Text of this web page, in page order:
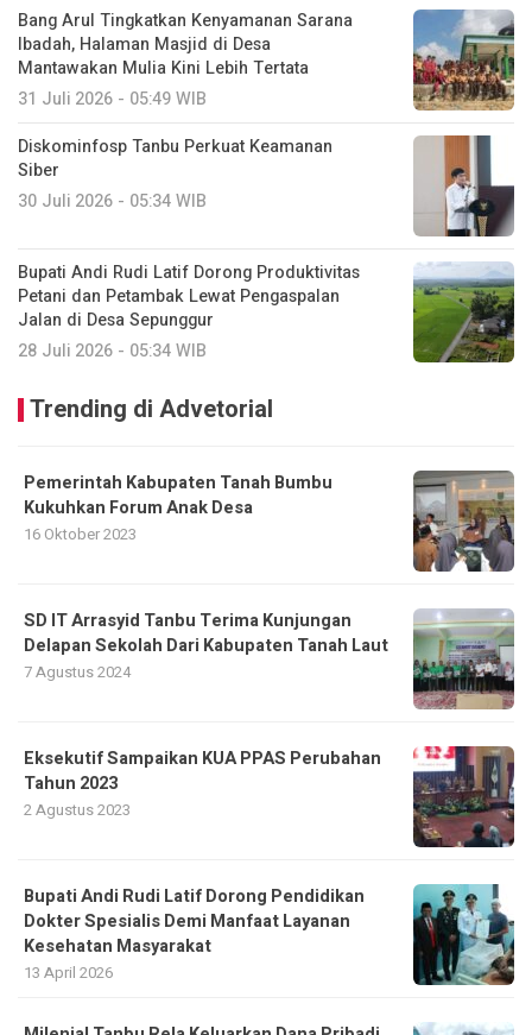
Bang Arul Tingkatkan Kenyamanan Sarana
Ibadah, Halaman Masjid di Desa
Mantawakan Mulia Kini Lebih Tertata
31 Juli 2026 - 05:49 WIB
Diskominfosp Tanbu Perkuat Keamanan
Siber
30 Juli 2026 - 05:34 WIB
Bupati Andi Rudi Latif Dorong Produktivitas
Petani dan Petambak Lewat Pengaspalan
Jalan di Desa Sepunggur
28 Juli 2026 - 05:34 WIB
Trending di Advetorial
Pemerintah Kabupaten Tanah Bumbu
Kukuhkan Forum Anak Desa
16 Oktober 2023
SD IT Arrasyid Tanbu Terima Kunjungan
Delapan Sekolah Dari Kabupaten Tanah Laut
7 Agustus 2024
Eksekutif Sampaikan KUA PPAS Perubahan
Tahun 2023
2 Agustus 2023
Bupati Andi Rudi Latif Dorong Pendidikan
Dokter Spesialis Demi Manfaat Layanan
Kesehatan Masyarakat
13 April 2026